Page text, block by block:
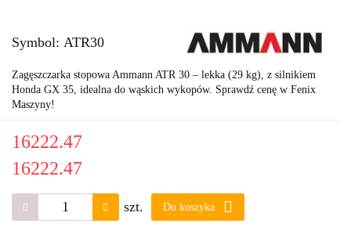
Symbol: ATR30
Zagęszczarka stopowa Ammann ATR 30 – lekka (29 kg), z silnikiem
Honda GX 35, idealna do wąskich wykopów. Sprawdź cenę w Fenix
Maszyny!
16222.47
16222.47
szt. Do koszyka